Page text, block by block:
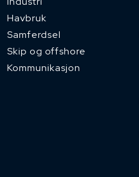
Havbruk
Samferdsel
Skip og offshore
Kommunikasjon